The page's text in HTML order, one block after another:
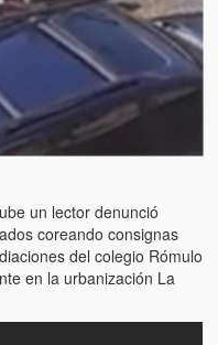
los niños” (The mockery of
(Children of the streets of
El Mono… armed)
clausurados por el
un lector denunció
coreando consignas
del colegio Rómulo
en la urbanización La